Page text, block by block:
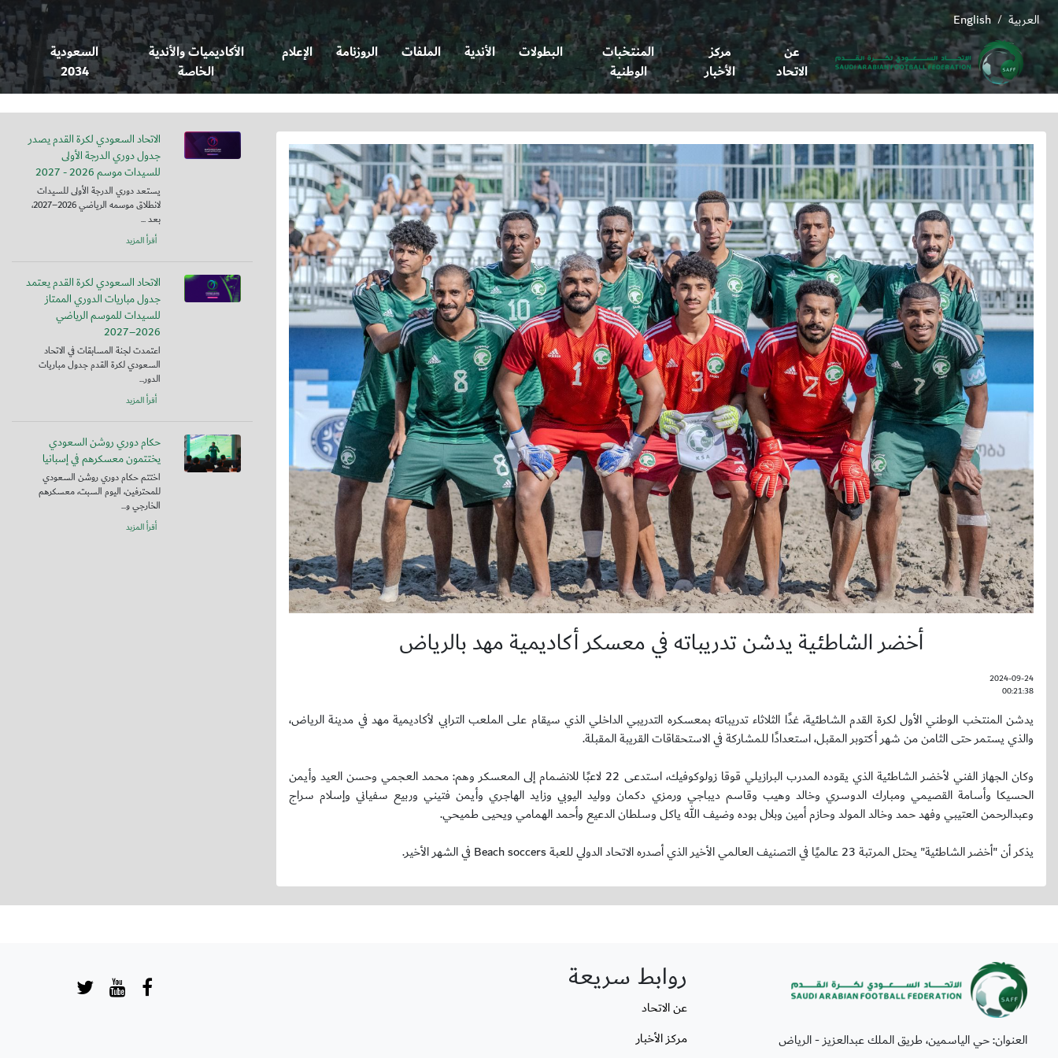
English / العربية
عن
الاتحاد
مركز
الأخبار
المنتخبات
الوطنية
البطولات الأندية الملفات الروزنامة الإعلام
الأكاديميات والأندية
الخاصة
السعودية
2034
أخضر الشاطئية يدشن تدريباته في معسكر أكاديمية مهد بالرياض
2024-09-24
00:21:38
يدشن المنتخب الوطني الأول لكرة القدم الشاطئية، غدًا الثلاثاء تدريباته بمعسكره التدريبي الداخلي الذي سيقام على الملعب الترابي لأكاديمية مهد في مدينة الرياض،
والذي يستمر حتى الثامن من شهر أكتوبر المقبل، استعدادًا للمشاركة في الاستحقاقات القريبة المقبلة.
وكان الجهاز الفني لأخضر الشاطئية الذي يقوده المدرب البرازيلي قوقا زولوكوفيك، استدعى 22 لاعبًا للانضمام إلى المعسكر وهم: محمد العجمي وحسن العيد وأيمن
الحسيكا وأسامة القصيمي ومبارك الدوسري وخالد وهيب وقاسم ديباجي ورمزي دكمان ووليد اليوبي وزايد الهاجري وأيمن فتيني وربيع سفياني وإسلام سراج
وعبدالرحمن العتيبي وفهد حمد وخالد المولد وحازم أمين وبلال بوده وضيف الله ياكل وسلطان الدعيع وأحمد الهمامي ويحيى طميحي.
يذكر أن "أخضر الشاطئية" يحتل المرتبة 23 عالميًا في التصنيف العالمي الأخير الذي أصدره الاتحاد الدولي للعبة Beach soccers في الشهر الأخير.
الاتحاد السعودي لكرة القدم يصدر
جدول دوري الدرجة الأولى
للسيدات موسم 2026 - 2027
يستعد دوري الدرجة الأولى للسيدات
لانطلاق موسمه الرياضي 2026–2027،
بعد ...
أقرأ المزيد
الاتحاد السعودي لكرة القدم يعتمد
جدول مباريات الدوري الممتاز
للسيدات للموسم الرياضي
2026–2027
اعتمدت لجنة المسابقات في الاتحاد
السعودي لكرة القدم جدول مباريات
الدور...
أقرأ المزيد
حكام دوري روشن السعودي
يختتمون معسكرهم في إسبانيا
اختتم حكام دوري روشن السعودي
للمحترفين، اليوم السبت، معسكرهم
الخارجي و...
أقرأ المزيد
العنوان: حي الياسمين، طريق الملك عبدالعزيز - الرياض
روابط سريعة
عن الاتحاد
مركز الأخبار